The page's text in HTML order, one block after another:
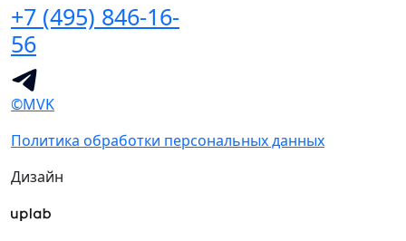
+7 (495) 846-16-
56
©MVK
Политика обработки персональных данных
Дизайн